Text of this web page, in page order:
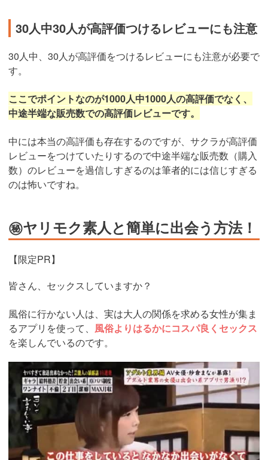
30人中30人が高評価つけるレビューにも注意
30人中、30人が高評価をつけるレビューにも注意が必要で
す。
ここでポイントなのが1000人中1000人の高評価でなく、
中途半端な販売数での高評価レビューです。
中には本当の高評価も存在するのですが、サクラが高評価
レビューをつけていたりするので中途半端な販売数（購入
数）のレビューを過信しすぎるのは筆者的には信じすぎる
のは怖いですね。
㊙ヤリモク素人と簡単に出会う方法！
【限定PR】
皆さん、セックスしていますか？
風俗に行かない人は、実は大人の関係を求める女性が集ま
るアプリを使って、 風俗よりはるかにコスパ良くセックス
を楽しんでいるのです。